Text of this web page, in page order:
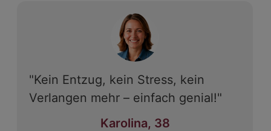
"Kein Entzug, kein Stress, kein
Verlangen mehr – einfach genial!"
Karolina, 38